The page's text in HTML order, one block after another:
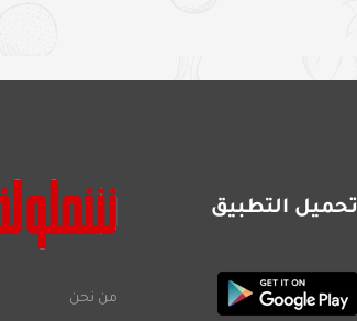
تحميل التطبيق
من نحن